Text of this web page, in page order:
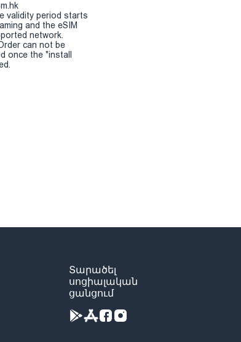
validity period starts
and the eSIM
network.
can not be
once the "install
Տարածել
սոցիալական
ցանցում